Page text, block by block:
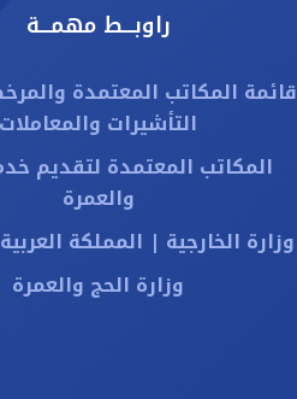
راوبـــط مهمـــة
قائمة المكاتب المعتمدة
التأشيرات والمعاملات
المكاتب المعتمدة لتقديم
والعمرة
وزارة الخارجية | المملكة
وزارة الحج والعمرة